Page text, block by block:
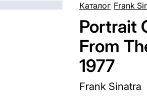
Каталог/Frank
Portrait
From
1977
Frank Sinatra